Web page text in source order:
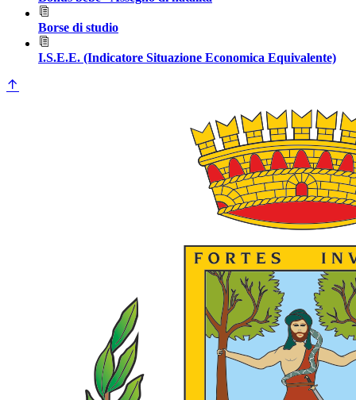
Borse di studio
I.S.E.E. (Indicatore Situazione Economica Equivalente)